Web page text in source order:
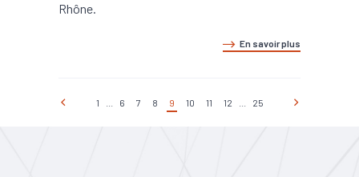
Rhône.
En savoir plus
1 6 7 8 9 10 11 12 25